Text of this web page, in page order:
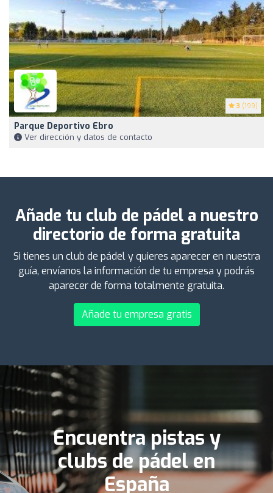
3 (199)
Parque Deportivo Ebro
Ver dirección y datos de contacto
Añade tu club de pádel a nuestro
directorio de forma gratuita
Si tienes un club de pádel y quieres aparecer en nuestra
guía, envíanos la información de tu empresa y podrás
aparecer de forma totalmente gratuita.
Añade tu empresa gratis
Encuentra pistas y
clubs de pádel en
España